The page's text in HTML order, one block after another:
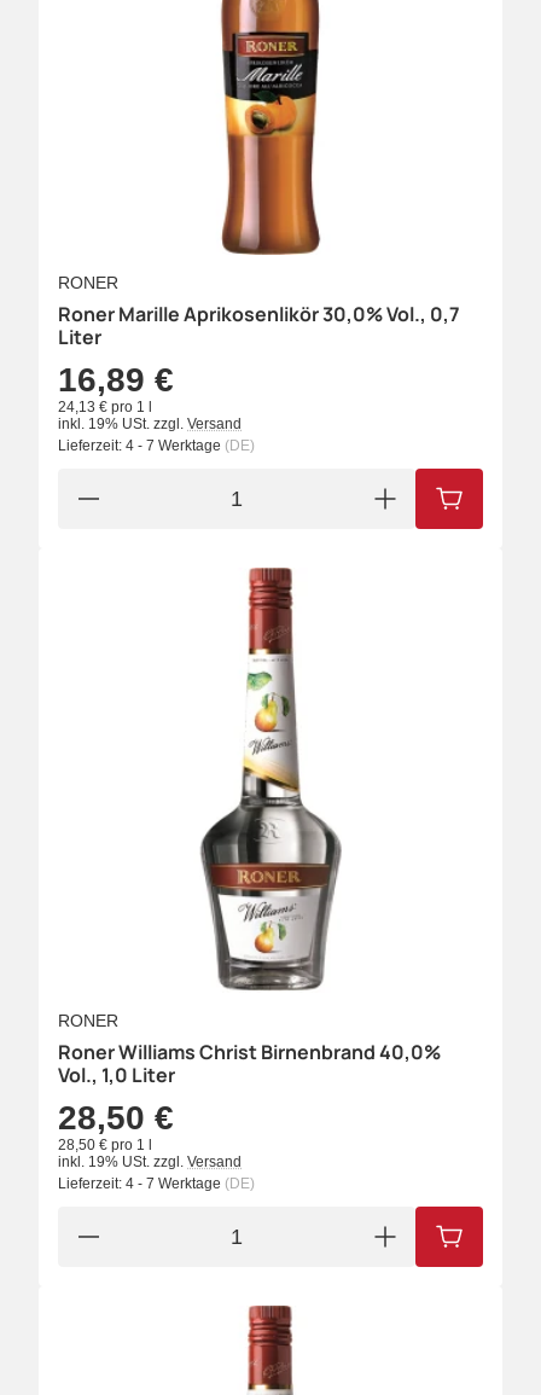
RONER
Roner Marille Aprikosenlikör 30,0% Vol., 0,7
Liter
16,89 €
24,13 € pro 1 l
inkl. 19% USt. zzgl. Versand
Lieferzeit: 4 - 7 Werktage (DE)
IN DEN
RONER
Roner Williams Christ Birnenbrand 40,0%
Vol., 1,0 Liter
28,50 €
28,50 € pro 1 l
inkl. 19% USt. zzgl. Versand
Lieferzeit: 4 - 7 Werktage (DE)
IN DEN